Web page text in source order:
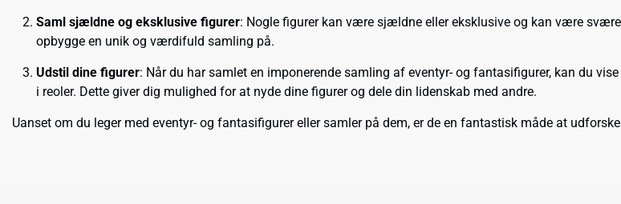
Saml sjældne og eksklusive figurer: Nogle figurer kan være sjældne eller eksklusive og kan være
opbygge en unik og værdifuld samling på.
Udstil dine figurer: Når du har samlet en imponerende samling af eventyr- og fantasifigurer, kan du
i reoler. Dette giver dig mulighed for at nyde dine figurer og dele din lidenskab med andre.
Uanset om du leger med eventyr- og fantasifigurer eller samler på dem, er de en fantastisk måde at